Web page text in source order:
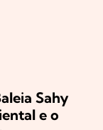
Sahy
e o